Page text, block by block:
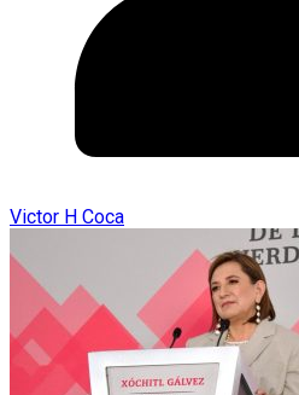
Victor H Coca